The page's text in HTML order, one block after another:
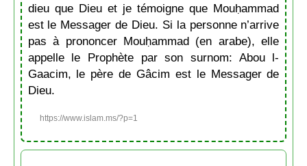
dieu que Dieu et je témoigne que Mouḥammad
est le Messager de Dieu. Si la personne n’arrive
pas à prononcer Mouḥammad (en arabe), elle
appelle le Prophète par son surnom: Abou l-
Gaacim, le père de Gâcim est le Messager de
Dieu.
https://www.islam.ms/?p=1